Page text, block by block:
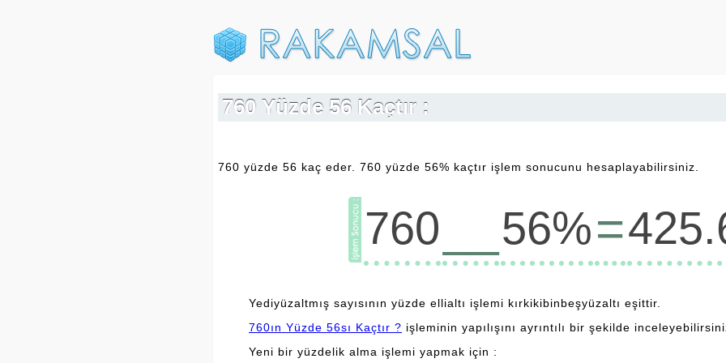
760 Yüzde 56 Kaçtır :
760 yüzde 56 kaç eder. 760 yüzde 56% kaçtır işlem sonucunu hesaplayabilirsiniz.
760 56%=
Yediyüzaltmış sayısının yüzde ellialtı işlemi kırkikibinbeşyüzaltı eşittir.
760ın Yüzde 56sı Kaçtır ? işleminin yapılışını ayrıntılı bir şekilde
Yeni bir yüzdelik alma işlemi yapmak için :